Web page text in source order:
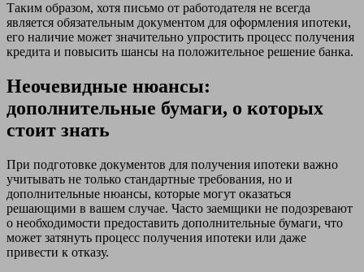
Таким образом, хотя письмо от работодателя не всегда
является обязательным документом для оформления ипотеки,
его наличие может значительно упростить процесс получения
кредита и повысить шансы на положительное решение банка.
Неочевидные нюансы:
дополнительные бумаги, о которых
стоит знать
При подготовке документов для получения ипотеки важно
учитывать не только стандартные требования, но и
дополнительные нюансы, которые могут оказаться
решающими в вашем случае. Часто заемщики не подозревают
о необходимости предоставить дополнительные бумаги, что
может затянуть процесс получения ипотеки или даже
привести к отказу.